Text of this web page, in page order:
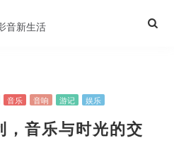
音乐 音响 游记 娱乐
音乐与时光的交